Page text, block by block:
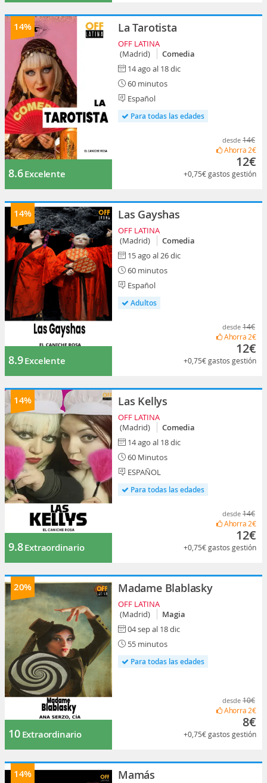
14%
8.6Excelente
La Tarotista
OFF LATINA
(Madrid)
Comedia
14 ago al 18 dic
60 minutos
Español
Para todas las edades
desde 14€
Ahorra 2€
12€
+0,75€gastos gestión
14%
8.9Excelente
Las Gayshas
OFF LATINA
(Madrid)
Comedia
15 ago al 26 dic
60 minutos
Español
Adultos
desde 14€
Ahorra 2€
12€
+0,75€gastos gestión
14%
9.8Extraordinario
Las Kellys
OFF LATINA
(Madrid)
Comedia
14 ago al 18 dic
60 Minutos
ESPAÑOL
Para todas las edades
desde 14€
Ahorra 2€
12€
+0,75€gastos gestión
20%
10 Extraordinario
Madame Blablasky
OFF LATINA
(Madrid)
Magia
04 sep al 18 dic
55 minutos
Para todas las edades
desde 10€
Ahorra 2€
8€
+0,75€gastos gestión
14% Mamás